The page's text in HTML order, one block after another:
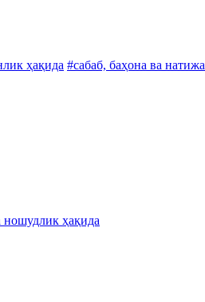
ҳақида #сабаб, баҳона ва
ношудлик ҳақида